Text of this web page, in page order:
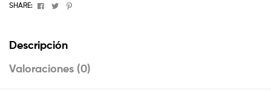
SHARE:
Facebook
TwitterPinterest
Descripción
Valoraciones (0)